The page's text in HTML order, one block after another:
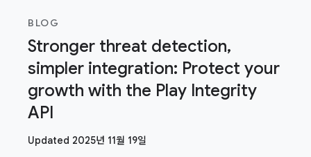
BLOG
Stronger threat detection,
simpler integration: Protect your
growth with the Play Integrity
API
Updated 2025년 11월 19일